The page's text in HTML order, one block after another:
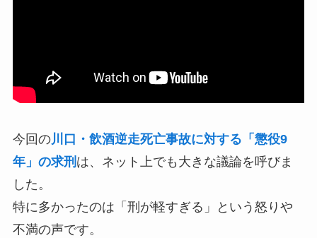
今回の川口・飲酒逆走死亡事故に対する「懲役9
年」の求刑 は、ネット上でも大きな議論を呼びま
した。
特に多かったのは「刑が軽すぎる」という怒りや
不満の声です。